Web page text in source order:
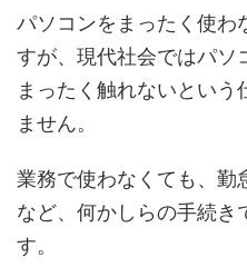
パソコンをまったく使わ
すが、現代社会ではパソ
まったく触れないとい
ません。
業務で使わなくても、勤
など、何かしらの手続き
す。